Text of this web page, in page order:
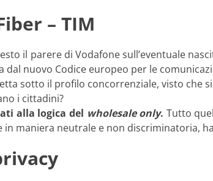
– TIM
il parere di Vodafone sull’eventuale
dal nuovo Codice europeo per le
sotto il profilo concorrenziale, visto che
i cittadini?
alla logica del wholesale only. Tutto
in maniera neutrale e non discriminatoria,